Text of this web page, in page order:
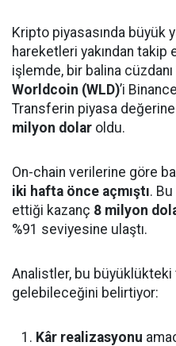
Kripto piyasasında büyük
hareketleri yakından takip
işlemde, bir balina cüzdanı
Worldcoin (WLD)’i
Transferin piyasa değerine
milyon dolar oldu.
On-chain verilerine göre
iki hafta önce açmıştı.
ettiği kazanç 8 milyon
%91 seviyesine ulaştı.
Analistler, bu
gelebileceğini belirtiyor:
Kâr realizasyonu